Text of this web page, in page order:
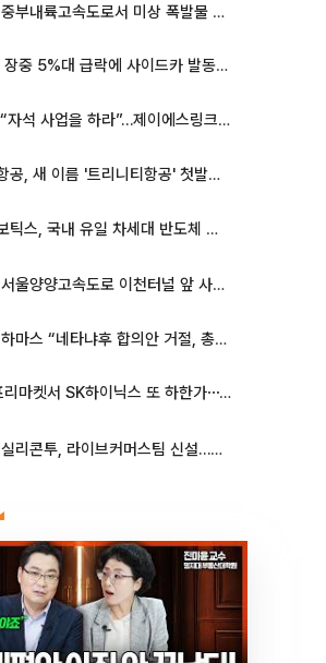
중부내륙고속도로서 미상 폭발물 발견
코스피, 장중 5%대 급락에 사이드카 발동…삼성·SK 동반 폭락
트럼프 “자석 사업을 하라”…제이에스링크, 비중국 영구자석 공급망 구축 속도
티웨이항공, 새 이름 '트리니티항공' 첫발…SSC 전략 본격화
라온로보틱스, 국내 유일 차세대 반도체 공정 로봇 개발 ‘고객사 테스트 진행’
서울양양고속도로 이천터널 앞 사고 발생
하마스 “네타냐후 합의안 거절, 총선 앞두고 시간 끌기”
NXT 프리마켓서 SK하이닉스 또 하한가⋯‘11주 거래’에 시초가 왜곡
실리콘투, 라이브커머스팀 신설…K뷰티 ‘글로벌 판매망’ 확대[K뷰티 라방戰]